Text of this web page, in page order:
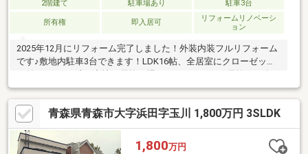
2階建て 駐車場あり 駐車3台
所有権 即入居可
リフォームリノベーシ
ョン
2025年12月にリフォーム完了しました！外装内装フルリフォーム
です♪敷地内駐車3台できます！LDK16帖、全居室にクローゼット
す♪
青森県青森市大字浜田字玉川 1,800万円 3SLDK
1,800万円